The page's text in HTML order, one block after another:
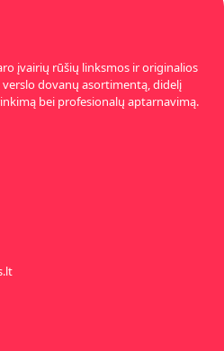
įvairių rūšių linksmos ir originalios
dovanų asortimentą, didelį
bei profesionalų aptarnavimą.